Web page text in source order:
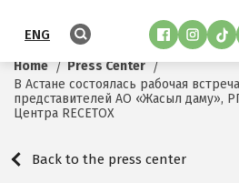
ENG
Home
Press Center
В Астане состоялась рабочая
представителей АО «Жасыл даму»,
Центра RECETOX
Back to the press center